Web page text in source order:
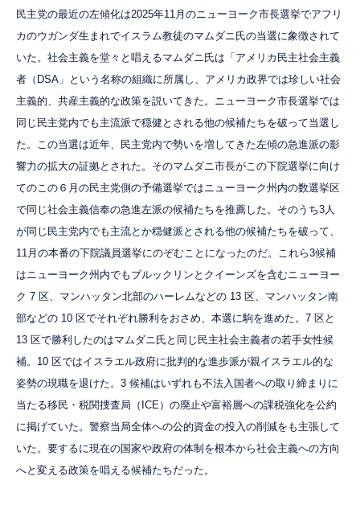
民主党の最近の左傾化は2025年11月のニューヨーク市長選挙でアフリ
カのウガンダ生まれでイスラム教徒のマムダニ氏の当選に象徴されて
いた。社会主義を堂々と唱えるマムダニ氏は「アメリカ民主社会主義
者（DSA」という名称の組織に所属し、アメリカ政界では珍しい社会
主義的、共産主義的な政策を説いてきた。ニューヨーク市長選挙では
同じ民主党内でも主流派で穏健とされる他の候補たちを破って当選し
た。この当選は近年、民主党内で勢いを増してきた左傾の急進派の影
響力の拡大の証拠とされた。そのマムダニ市長がこの下院選挙に向け
てのこの６月の民主党側の予備選挙ではニューヨーク州内の数選挙区
で同じ社会主義信奉の急進左派の候補たちを推薦した。そのうち3人
が同じ民主党内でも主流とか穏健派とされる他の候補たちを破って、
11月の本番の下院議員選挙にのぞむことになったのだ。これら3候補
はニューヨーク州内でもブルックリンとクイーンズを含むニューヨー
ク 7 区、マンハッタン北部のハーレムなどの 13 区、マンハッタン南
部などの 10 区でそれぞれ勝利をおさめ、本選に駒を進めた。7 区と
13 区で勝利したのはマムダニ氏と同じ民主社会主義者の若手女性候
補。10 区ではイスラエル政府に批判的な進歩派が親イスラエル的な
姿勢の現職を退けた。3 候補はいずれも不法入国者への取り締まりに
当たる移民・税関捜査局（ICE）の廃止や富裕層への課税強化を公約
に掲げていた。警察当局全体への公的資金の投入の削減をも主張して
いた。要するに現在の国家や政府の体制を根本から社会主義への方向
へと変える政策を唱える候補たちだった。